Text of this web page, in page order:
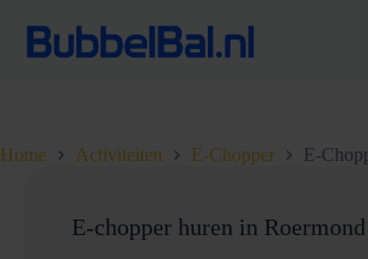
naar
Home Activiteiten E-Chopper E-
E-chopper huren in Roermond